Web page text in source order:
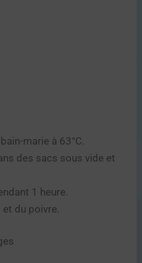
marie à 63°C.
des sacs sous vide et
1 heure.
et du poivre.